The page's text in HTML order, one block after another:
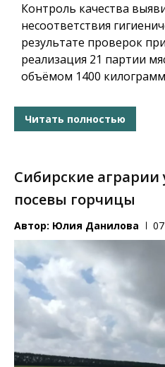
Контроль качества
несоответствия
результате проверок
реализация 21 партии
объёмом 1400
Читать полностью
Сибирские
посевы горчицы
Автор: Юлия Данилова